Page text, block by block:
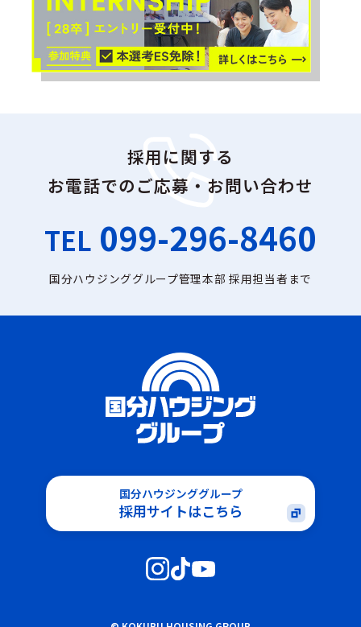
採用に関する
お電話でのご応募・お問い合わせ
TEL 099-296-8460
国分ハウジンググループ管理本部 採用担当者まで
国分ハウジンググループ
採用サイトはこちら